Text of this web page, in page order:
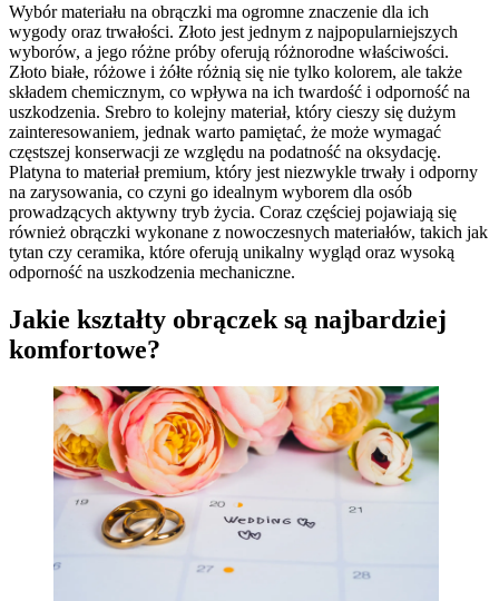
Wybór materiału na obrączki ma ogromne znaczenie dla ich
wygody oraz trwałości. Złoto jest jednym z najpopularniejszych
wyborów, a jego różne próby oferują różnorodne właściwości.
Złoto białe, różowe i żółte różnią się nie tylko kolorem, ale także
składem chemicznym, co wpływa na ich twardość i odporność na
uszkodzenia. Srebro to kolejny materiał, który cieszy się dużym
zainteresowaniem, jednak warto pamiętać, że może wymagać
częstszej konserwacji ze względu na podatność na oksydację.
Platyna to materiał premium, który jest niezwykle trwały i odporny
na zarysowania, co czyni go idealnym wyborem dla osób
prowadzących aktywny tryb życia. Coraz częściej pojawiają się
również obrączki wykonane z nowoczesnych materiałów, takich jak
tytan czy ceramika, które oferują unikalny wygląd oraz wysoką
odporność na uszkodzenia mechaniczne.
Jakie kształty obrączek są najbardziej
komfortowe?